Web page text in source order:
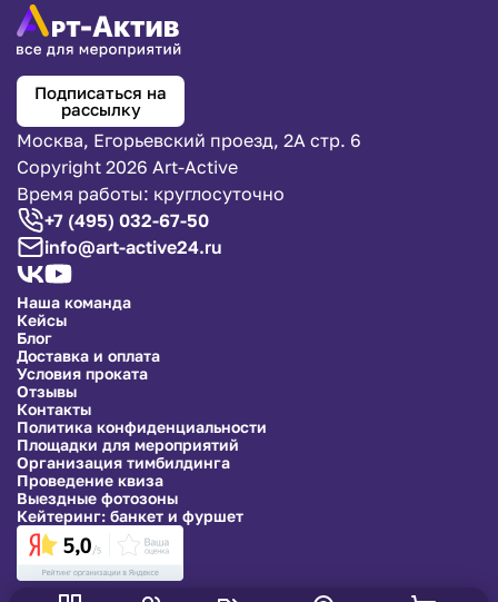
Подписаться на
рассылку
Москва, Егорьевский проезд, 2А стр. 6
Copyright 2026 Art-Active
Время работы: круглосуточно
+7 (495) 032-67-50
info@art-active24.ru
Наша команда
Кейсы
Блог
Доставка и оплата
Условия проката
Отзывы
Контакты
Политика конфиденциальности
Площадки для мероприятий
Организация тимбилдинга
Проведение квиза
Выездные фотозоны
Кейтеринг: банкет и фуршет